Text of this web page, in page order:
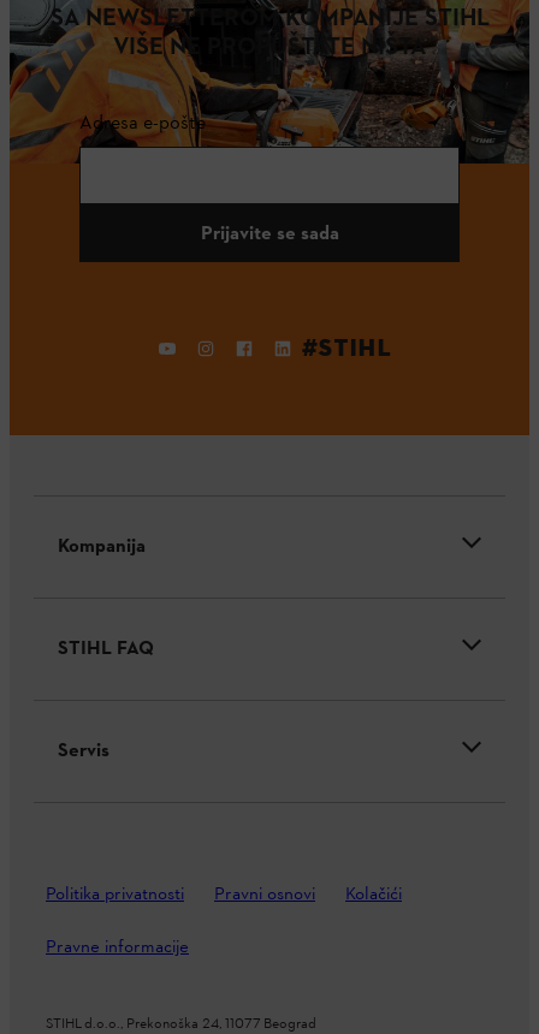
SA NEWSLETTEROM KOMPANIJE STIHL
VIŠE NE PROPUŠTATE NIŠTA
Adresa e-pošte
Prijavite se sada
#STIHL
Kompanija
STIHL FAQ
Servis
Politika privatnosti Pravni osnovi Kolačići
Pravne informacije
STIHL d.o.o., Prekonoška 24, 11077 Beograd